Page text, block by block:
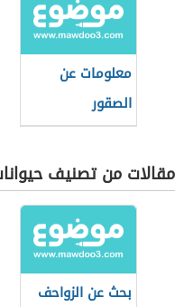
معلومات عن
الصقور
مقالات من تصنيف
بحث عن الزواحف